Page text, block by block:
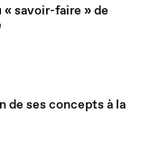
savoir-faire » de
de ses concepts à la